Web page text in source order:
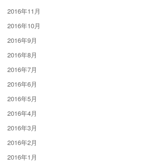
2016年11月
2016年10月
2016年9月
2016年8月
2016年7月
2016年6月
2016年5月
2016年4月
2016年3月
2016年2月
2016年1月